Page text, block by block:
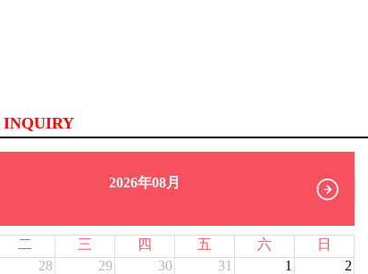
INQUIRY
2026年08月
二 三 四 五 六
日
28 29 30 31 1 2